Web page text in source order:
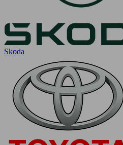
Skoda